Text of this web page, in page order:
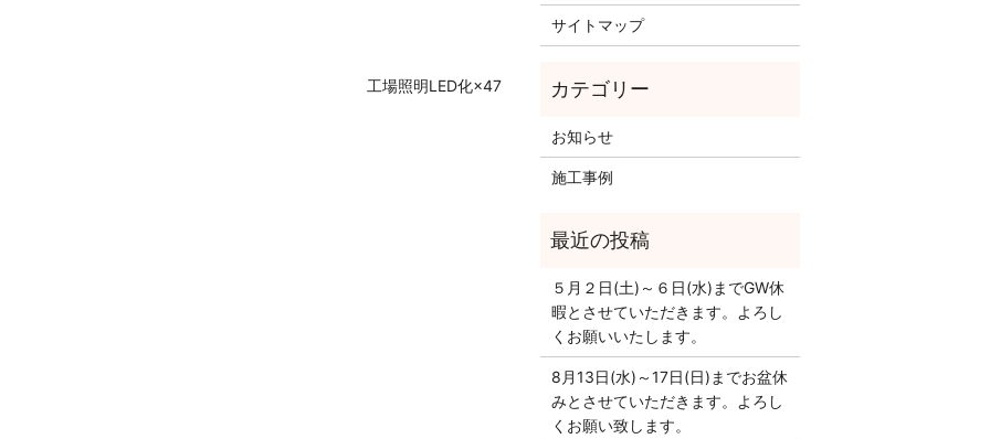
工場照明LED化×47
サイトマップ
お知らせ
施工事例
５月２日(土)～６日(水)までGW休
暇とさせていただきます。よろし
くお願いいたします。
8月13日(水)～17日(日)までお盆休
みとさせていただきます。よろし
くお願い致します。